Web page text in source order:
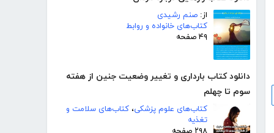
از: صنم رشیدی
کتاب‌های خانواده و روابط
۴۹ صفحه
دانلود کتاب بارداری و تغییر وضعیت جنین از هفته
سوم تا چهلم
کتاب‌های علوم پزشکی، کتاب‌های سلامت و
تغذیه